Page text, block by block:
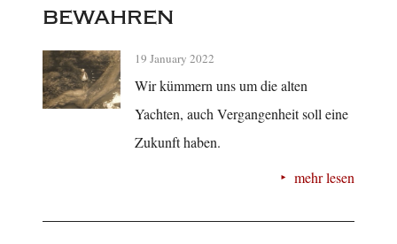
bewahren
19 January 2022
Wir kümmern uns um die alten
Yachten, auch Vergangenheit soll eine
Zukunft haben.
mehr lesen